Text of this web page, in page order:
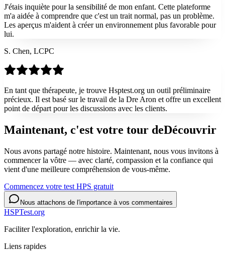
J'étais inquiète pour la sensibilité de mon enfant. Cette plateforme
m'a aidée à comprendre que c'est un trait normal, pas un problème.
Les aperçus m'aident à créer un environnement plus favorable pour
lui.
S. Chen, LCPC
En tant que thérapeute, je trouve Hsptest.org un outil préliminaire
précieux. Il est basé sur le travail de la Dre Aron et offre un excellent
point de départ pour les discussions avec les clients.
Maintenant, c'est votre tour deDécouvrir
Nous avons partagé notre histoire. Maintenant, nous vous invitons à
commencer la vôtre — avec clarté, compassion et la confiance qui
vient d'une meilleure compréhension de vous-même.
Commencez votre test HPS gratuit
Nous attachons de l'importance à vos commentaires
HSPTest.org
Faciliter l'exploration, enrichir la vie.
Liens rapides